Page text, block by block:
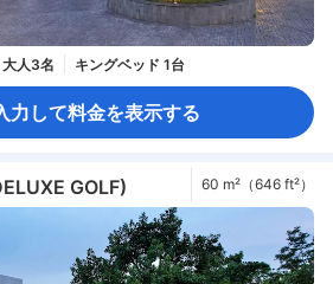
人3名 キングベッド 1台
力して料金を表示する
GOLF) 60 m²（646 ft²）